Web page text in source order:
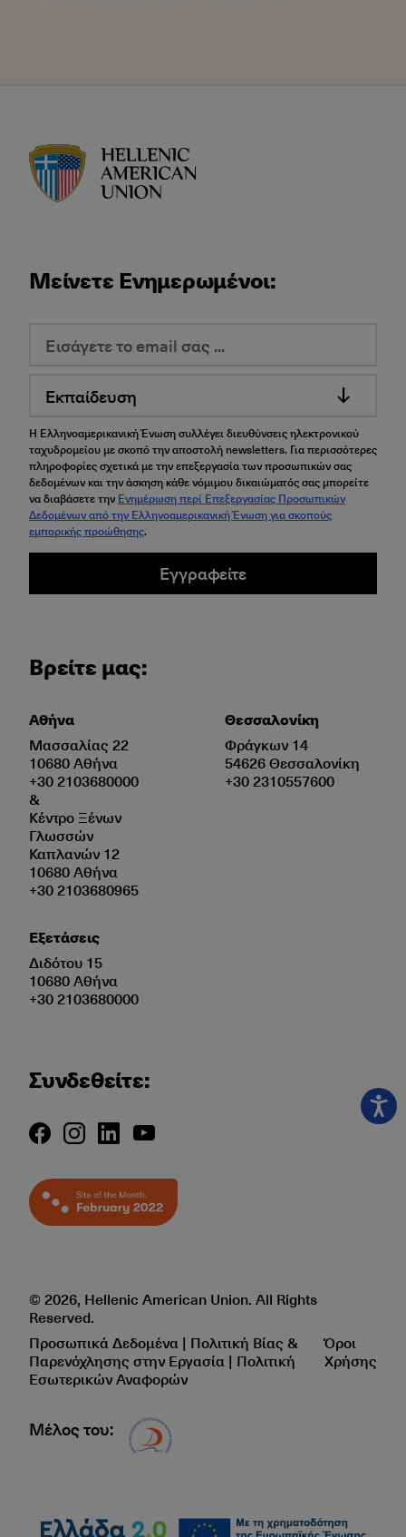
Μείνετε Ενημερωμένοι:
Εκπαίδευση
Η Ελληνοαμερικανική Ένωση συλλέγει διευθύνσεις ηλεκτρονικού
ταχυδρομείου με σκοπό την αποστολή newsletters. Για περισσότερες
πληροφορίες σχετικά με την επεξεργασία των προσωπικών σας
δεδομένων και την άσκηση κάθε νόμιμου δικαιώματός σας μπορείτε
να διαβάσετε την Ενημέρωση περί Επεξεργασίας Προσωπικών
Δεδομένων από την Ελληνοαμερικανική Ένωση για σκοπούς
εμπορικής προώθησης.
Εγγραφείτε
Βρείτε μας:
Αθήνα
Μασσαλίας 22
10680 Αθήνα
+30 2103680000
&
Κέντρο Ξένων
Γλωσσών
Καπλανών 12
10680 Αθήνα
+30 2103680965
Εξετάσεις
Διδότου 15
10680 Αθήνα
+30 2103680000
Θεσσαλονίκη
Φράγκων 14
54626 Θεσσαλονίκη
+30 2310557600
Συνδεθείτε:
© 2026, Hellenic American Union. All Rights
Reserved.
Προσωπικά Δεδομένα | Πολιτική Βίας &
Παρενόχλησης στην Εργασία | Πολιτική
Εσωτερικών Αναφορών
Όροι
Χρήσης
Μέλος του: